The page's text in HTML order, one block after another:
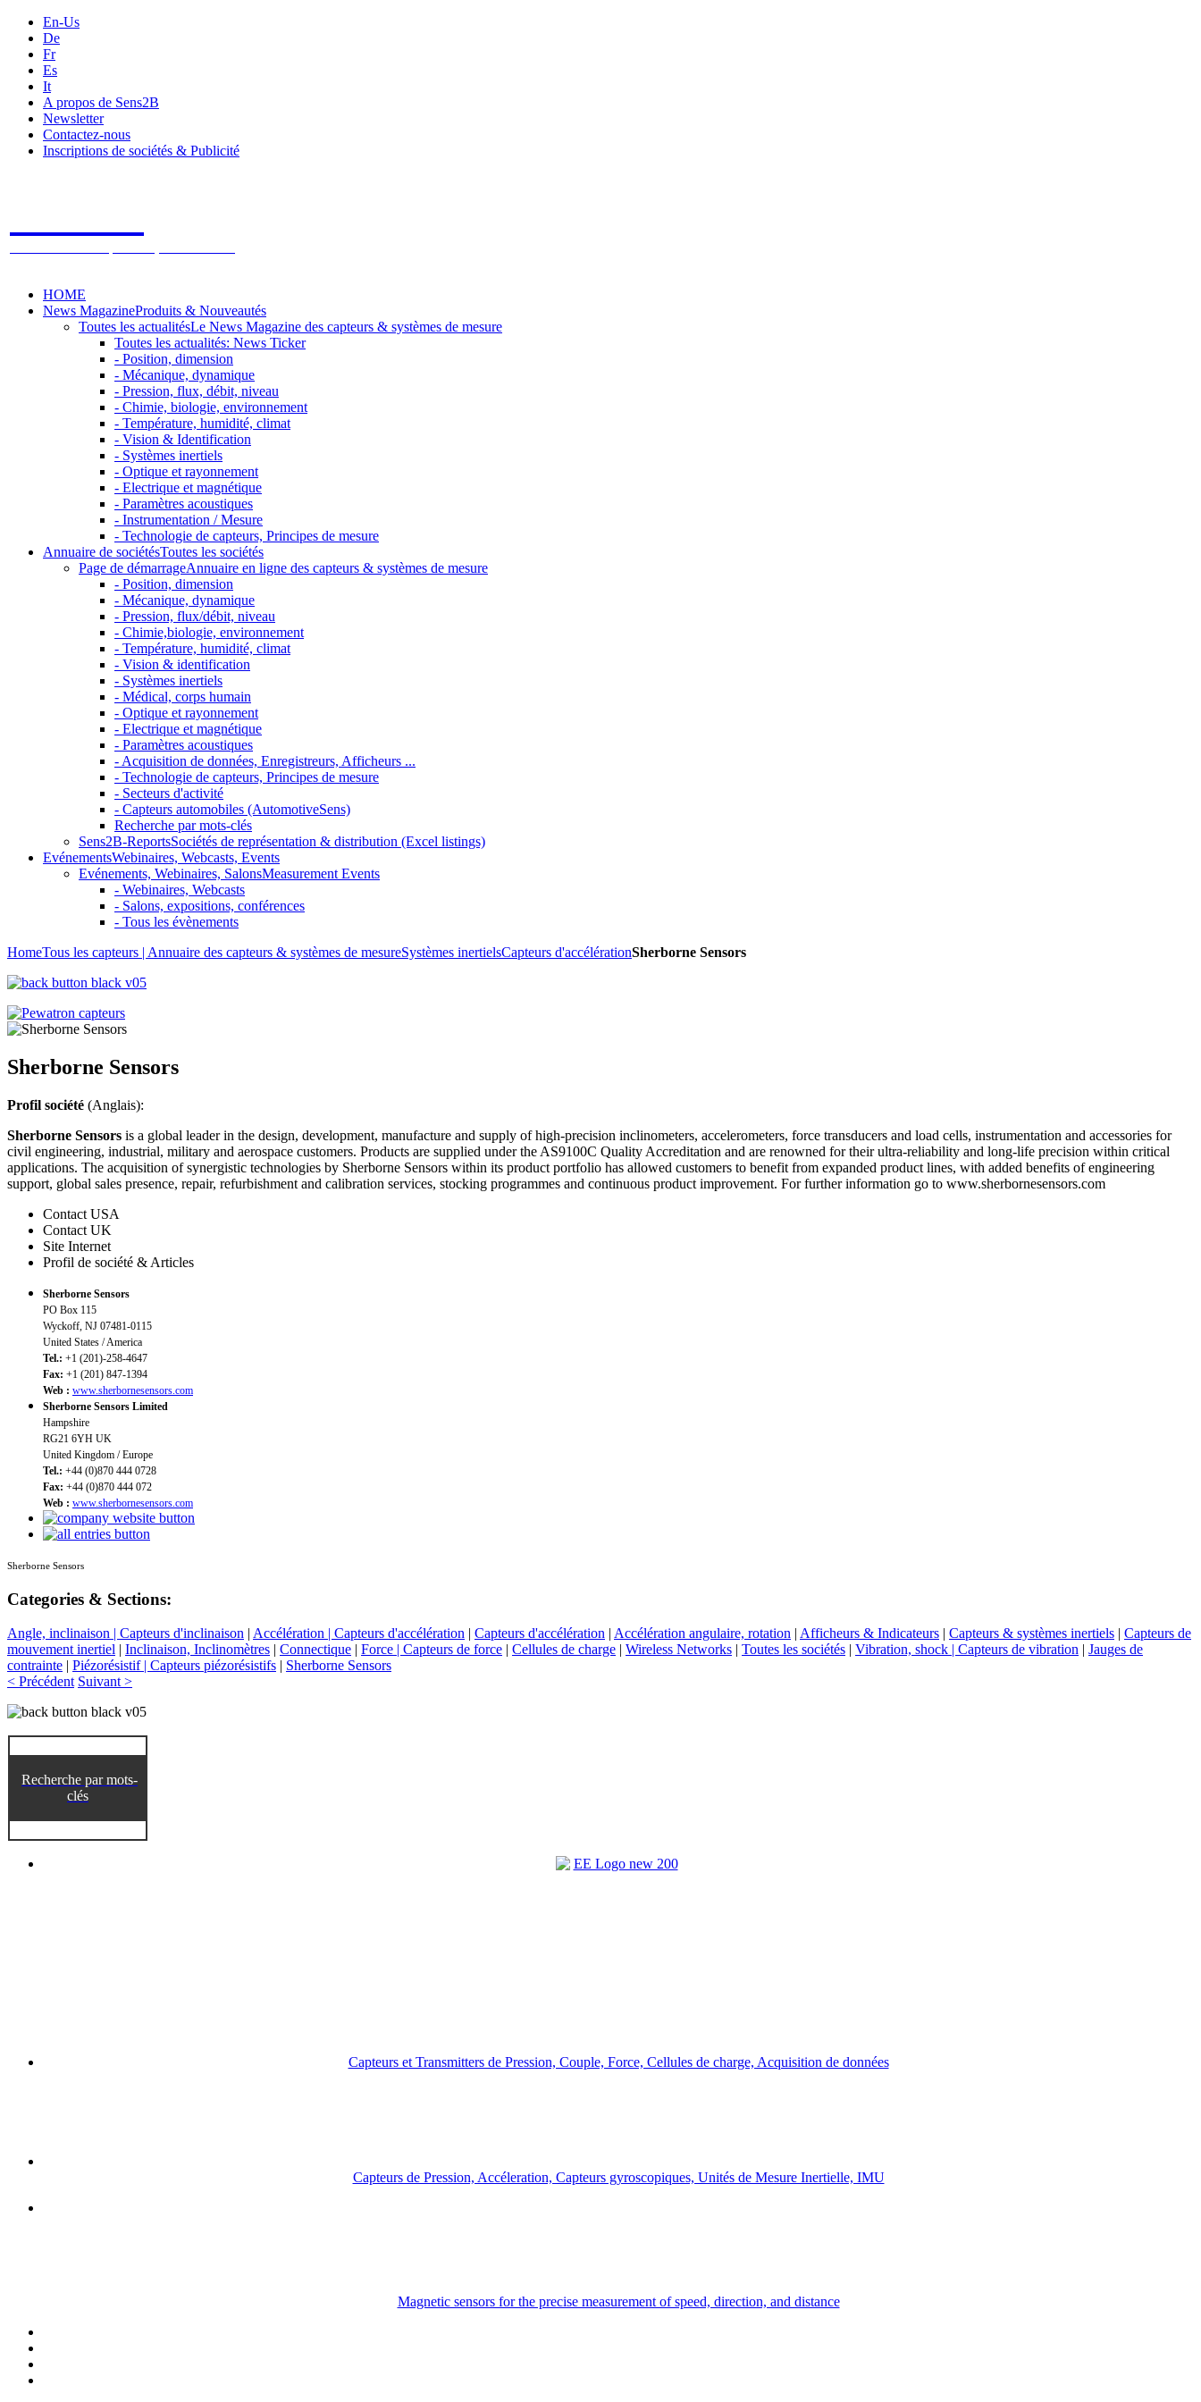
En-Us
De
Fr
Es
It
A propos de Sens2B
Newsletter
Contactez-nous
Inscriptions de sociétés & Publicité
HOME
News MagazineProduits & Nouveautés
Toutes les actualitésLe News Magazine des capteurs & systèmes de mesure
Toutes les actualités: News Ticker
- Position, dimension
- Mécanique, dynamique
- Pression, flux, débit, niveau
- Chimie, biologie, environnement
- Température, humidité, climat
- Vision & Identification
- Systèmes inertiels
- Optique et rayonnement
- Electrique et magnétique
- Paramètres acoustiques
- Instrumentation / Mesure
- Technologie de capteurs, Principes de mesure
Annuaire de sociétésToutes les sociétés
Page de démarrageAnnuaire en ligne des capteurs & systèmes de mesure
- Position, dimension
- Mécanique, dynamique
- Pression, flux/débit, niveau
- Chimie,biologie, environnement
- Température, humidité, climat
- Vision & identification
- Systèmes inertiels
- Médical, corps humain
- Optique et rayonnement
- Electrique et magnétique
- Paramètres acoustiques
- Acquisition de données, Enregistreurs, Afficheurs ...
- Technologie de capteurs, Principes de mesure
- Secteurs d'activité
- Capteurs automobiles (AutomotiveSens)
Recherche par mots-clés
Sens2B-ReportsSociétés de représentation & distribution (Excel listings)
EvénementsWebinaires, Webcasts, Events
Evénements, Webinaires, SalonsMeasurement Events
- Webinaires, Webcasts
- Salons, expositions, conférences
- Tous les évènements
HomeTous les capteurs | Annuaire des capteurs & systèmes de mesureSystèmes inertielsCapteurs d'accélérationSherborne Sensors
Sherborne Sensors
Profil société (Anglais):
Sherborne Sensors is a global leader in the design, development, manufacture and supply of high‐precision inclinometers, accelerometers, force transducers and load cells, instrumentation and accessories for
civil engineering, industrial, military and aerospace customers. Products are supplied under the AS9100C Quality Accreditation and are renowned for their ultra‐reliability and long‐life precision within critical
applications. The acquisition of synergistic technologies by Sherborne Sensors within its product portfolio has allowed customers to benefit from expanded product lines, with added benefits of engineering
support, global sales presence, repair, refurbishment and calibration services, stocking programmes and continuous product improvement. For further information go to www.sherbornesensors.com
Contact USA
Contact UK
Site Internet
Profil de société & Articles
Sherborne Sensors
PO Box 115
Wyckoff, NJ 07481-0115
United States / America
Tel.: +1 (201)-258-4647
Fax: +1 (201) 847-1394
Web : www.sherbornesensors.com
Sherborne Sensors Limited
Hampshire
RG21 6YH UK
United Kingdom / Europe
Tel.: +44 (0)870 444 0728
Fax: +44 (0)870 444 072
Web : www.sherbornesensors.com
Sherborne Sensors
Categories & Sections:
Angle, inclinaison | Capteurs d'inclinaison | Accélération | Capteurs d'accélération | Capteurs d'accélération | Accélération angulaire, rotation | Afficheurs & Indicateurs | Capteurs & systèmes inertiels | Capteurs de
mouvement inertiel | Inclinaison, Inclinomètres | Connectique | Force | Capteurs de force | Cellules de charge | Wireless Networks | Toutes les sociétés | Vibration, shock | Capteurs de vibration | Jauges de
contrainte | Piézorésistif | Capteurs piézorésistifs | Sherborne Sensors
< Précédent Suivant >
Recherche par mots-
clés
Capteurs et Transmitters de Pression, Couple, Force, Cellules de charge, Acquisition de données
Capteurs de Pression, Accéleration, Capteurs gyroscopiques, Unités de Mesure Inertielle, IMU
Magnetic sensors for the precise measurement of speed, direction, and distance